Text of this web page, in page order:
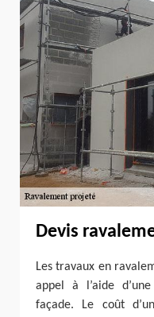
Devis
Les travaux en
appel à l’aide
façade. Le coût